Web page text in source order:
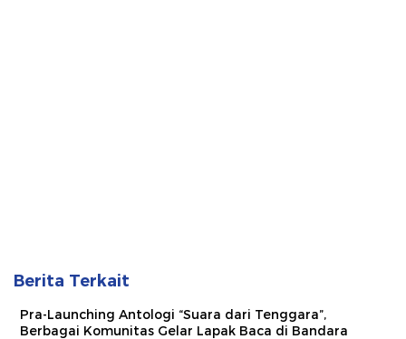
Berita Terkait
Pra-Launching Antologi “Suara dari Tenggara”,
Berbagai Komunitas Gelar Lapak Baca di Bandara